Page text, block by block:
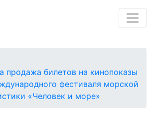
продажа билетов на кинопоказы
фестиваля морской
«Человек и море»